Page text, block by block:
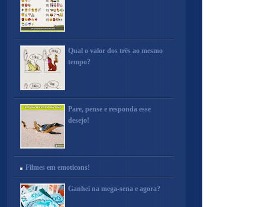
Qual o valor dos três ao mesmo
tempo?
Pare, pense e responda esse
desejo!
Filmes em emoticons!
Ganhei na mega-sena e agora?